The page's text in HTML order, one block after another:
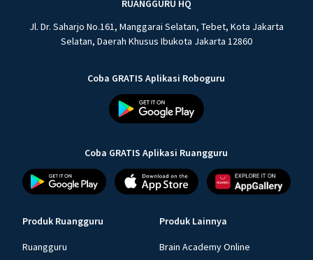
RUANGGURU HQ
Jl. Dr. Saharjo No.161, Manggarai Selatan, Tebet, Kota Jakarta
Selatan, Daerah Khusus Ibukota Jakarta 12860
Coba GRATIS Aplikasi Roboguru
Coba GRATIS Aplikasi Ruangguru
Produk Ruangguru
Ruangguru
Produk Lainnya
Brain Academy Online